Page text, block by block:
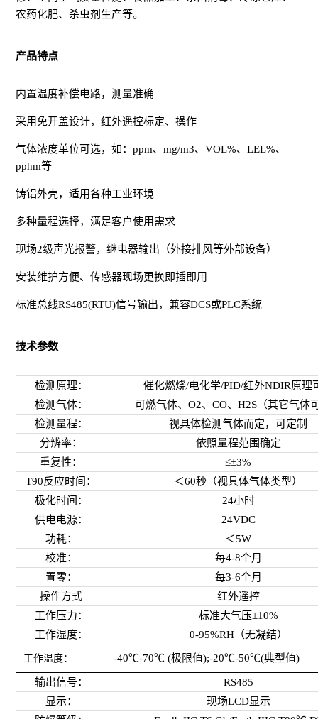
农药化肥、杀虫剂生产等。
产品特点
内置温度补偿电路，测量准确
采用免开盖设计，红外遥控标定、操作
气体浓度单位可选，如：ppm、mg/m3、VOL%、LEL%、
pphm等
铸铝外壳，适用各种工业环境
多种量程选择，满足客户使用需求
现场2级声光报警，继电器输出（外接排风等外部设备）
安装维护方便、传感器现场更换即插即用
标准总线RS485(RTU)信号输出，兼容DCS或PLC系统
技术参数
检测原理：
催化燃烧/电化学/PID/红外NDIR原理
检测气体：
可燃气体、O2、CO、H2S（其它气体
检测量程：
视具体检测气体而定，可定制
分辨率：
依照量程范围确定
重复性：
≤±3%
T90反应时间：
＜60秒（视具体气体类型）
极化时间：
24小时
供电电源：
24VDC
功耗：
＜5W
校准：
每4-8个月
置零：
每3-6个月
操作方式
红外遥控
工作压力：
标准大气压±10%
工作湿度：
0-95%RH（无凝结）
工作温度： -40℃-70℃ (极限值);-20℃-50℃(典型值)
输出信号：
RS485
显示：
现场LCD显示